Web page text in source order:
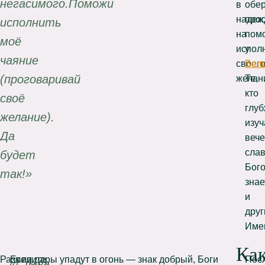
негасимого.Поможи
исполнить
моё
чаяние
(проговаривай
своё
желание).
Да
будет
так!»
в
на
своего
у
Те,
кто
вече
и
Разведите
Если дары упадут в огонь — знак добрый, Боги